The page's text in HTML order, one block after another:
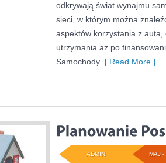
odkrywają świat wynajmu
sieci, w którym można
aspektów korzystania z
utrzymania aż po
Samochody [ Read More ]
MAJ -
ADMIN